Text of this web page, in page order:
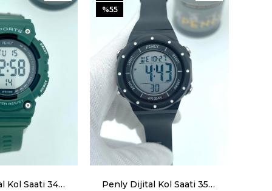
Penly Dijital Kol Saati 349 Model Yeşil +4 Renk Kronometre-Alarmlı 5ATM Su Geçirmez Penly Dijital Kol Saati 356 Model Siyah Beyaz +4 Renk Kronometre-Alarmlı 5ATM Su Geçirmez
%55